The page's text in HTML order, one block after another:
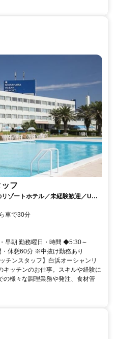
フ
ゾートホテル／未経験歓迎／Uタ
車で30分
早朝 勤務曜日・時間 ◆5:30～
休憩60分 ※中抜け勤務あり
チンスタッフ】白浜オーシャンリ
キッチンのお仕事。スキルや経験に
の様々な調理業務や発注、食材管